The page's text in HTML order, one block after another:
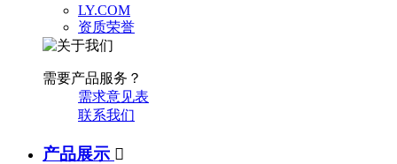
LY.COM
资质荣誉
需要产品服务？
需求意见表
联系我们
产品展示 